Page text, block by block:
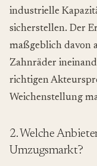
industrielle
sicherstellen. Der
maßgeblich davon
Zahnräder
richtigen
Weichenstellung
2. Welche
Umzugsmarkt?